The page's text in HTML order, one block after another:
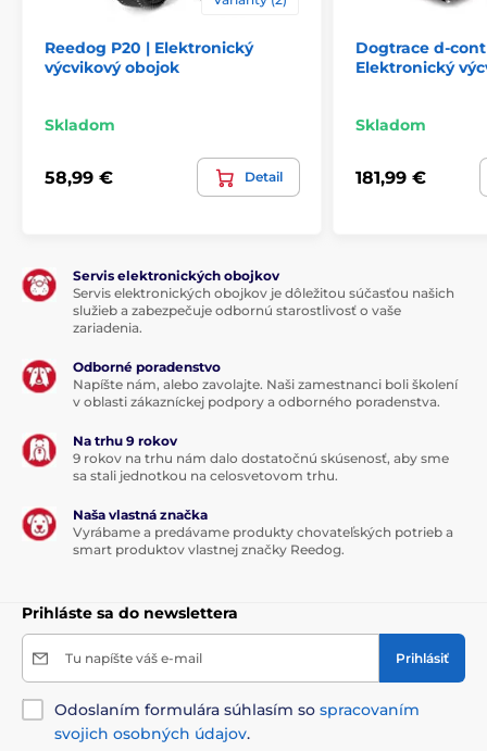
Výcvikový obojok psov Patpet 640 je iba
vodeodolný
s označením ochrany IPX5.
možné. Obojok je tak ideálnou voľbou skôr pre
pre vášho psa pri nosení a vhodný pre
takmer všetky typy psov rôznej veľkosti a
rasy. Komfortnépre obvod krku 20 - 70 cm.
Váha a rozměry:
Ovládač
hĺbka 2 cm.Prijímač: šírka - 5,9 cm; výška
- 3,2 cm; hĺbka 2,9 cm. Kovové kontaktné
Dosah až 1000 m
Pre každú funkciu tlačidlo zvlášť
Zvuk, vibrácie, impulz
Reedog P20 | Elektronický
výcvikový obojok
Skladom
58,99 € Detail
Dogtrace d-
Elektronický
Skladom
181,99 €
Servis elektronických obojkov
Servis elektronických obojkov je dôležitou súčasťou našich
služieb a zabezpečuje odbornú starostlivosť o vaše
zariadenia.
Odborné poradenstvo
Napíšte nám, alebo zavolajte. Naši zamestnanci boli školení
v oblasti zákazníckej podpory a odborného poradenstva.
Na trhu 9 rokov
9 rokov na trhu nám dalo dostatočnú skúsenosť, aby sme
sa stali jednotkou na celosvetovom trhu.
Naša vlastná značka
Vyrábame a predávame produkty chovateľských potrieb a
smart produktov vlastnej značky Reedog.
Prihláste sa do newslettera
Tu napíšte váš e-mail Prihlásiť
Odoslaním formulára súhlasím so spracovaním
svojich osobných údajov.